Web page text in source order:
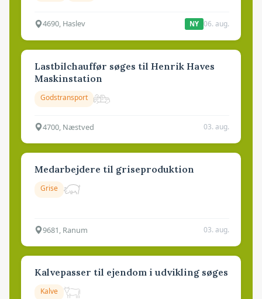
4690, Haslev NY 06. aug.
Lastbilchauffør søges til Henrik Haves
Maskinstation
Godstransport
4700, Næstved 03. aug.
Medarbejdere til griseproduktion
Grise
9681, Ranum 03. aug.
Kalvepasser til ejendom i udvikling søges
Kalve